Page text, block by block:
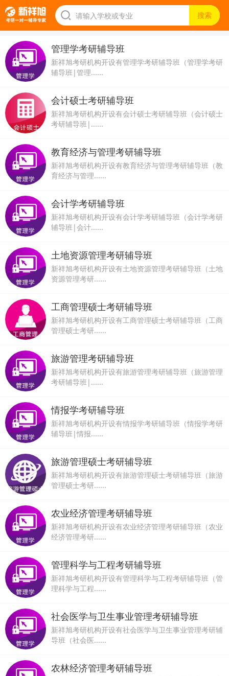
管理学考研辅导班
新祥旭考研机构开设有管理学考研辅导班（管理学考研
辅导班|管理......
会计硕士考研辅导班
新祥旭考研机构开设有会计硕士考研辅导班（会计硕士
考研辅导班|......
教育经济与管理考研辅导班
新祥旭考研机构开设有教育经济与管理考研辅导班（教
育经济与管理......
会计学考研辅导班
新祥旭考研机构开设有会计学考研辅导班（会计学考研
辅导班|会计......
土地资源管理考研辅导班
新祥旭考研机构开设有土地资源管理考研辅导班（土地
资源管理考研......
工商管理硕士考研辅导班
新祥旭考研机构开设有工商管理硕士考研辅导班（工商
管理硕士考研......
旅游管理考研辅导班
新祥旭考研机构开设有旅游管理考研辅导班（旅游管理
考研辅导班|......
情报学考研辅导班
新祥旭考研机构开设有情报学考研辅导班（情报学考研
辅导班|情报......
旅游管理硕士考研辅导班
新祥旭考研机构开设有旅游管理硕士考研辅导班（旅游
管理硕士考研......
农业经济管理考研辅导班
新祥旭考研机构开设有农业经济管理考研辅导班（农业
经济管理考研......
管理科学与工程考研辅导班
新祥旭考研机构开设有管理科学与工程考研辅导班（管
理科学与工程......
社会医学与卫生事业管理考研辅导班
新祥旭考研机构开设有社会医学与卫生事业管理考研辅
导班（社会医......
农林经济管理考研辅导班